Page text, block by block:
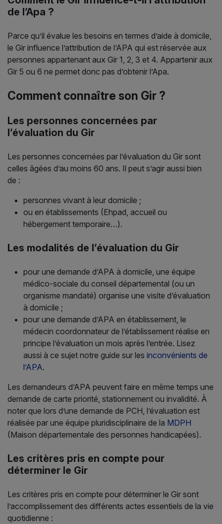
de l’Apa ?
Parce qu’il évalue les besoins en termes d’aide à domicile,
le Gir influence l’attribution de l’APA qui est réservée aux
personnes appartenant aux Gir 1, 2, 3 et 4. Appartenir aux
Gir 5 ou 6 ne permet donc pas d’obtenir l’Apa.
Comment connaître son Gir ?
Les personnes concernées par
l’évaluation du Gir
Les personnes concernées par l’évaluation du Gir sont
celles âgées d’au moins 60 ans. Il peut s’agir aussi bien
de :
personnes vivant à leur domicile ;
ou en établissements (Ehpad, accueil ou
hébergement temporaire…).
Les modalités de l’évaluation du Gir
pour une demande d’APA à domicile, une équipe
médico-sociale du conseil départemental (ou un
organisme mandaté) organise une visite d’évaluation
à domicile ;
pour une demande d’APA en établissement, le
médecin coordonnateur de l’établissement réalise en
principe l’évaluation un mois après l’entrée. Lisez
aussi à ce sujet notre guide sur les inconvénients de
l’APA.
Les demandeurs d’APA peuvent faire en même temps une
demande de carte priorité, stationnement ou invalidité. À
noter que lors d’une demande de PCH, l’évaluation est
réalisée par une équipe pluridisciplinaire de la MDPH
(Maison départementale des personnes handicapées).
Les critères pris en compte pour
déterminer le Gir
Les critères pris en compte pour déterminer le Gir sont
l’accomplissement des différents actes essentiels de la vie
quotidienne :